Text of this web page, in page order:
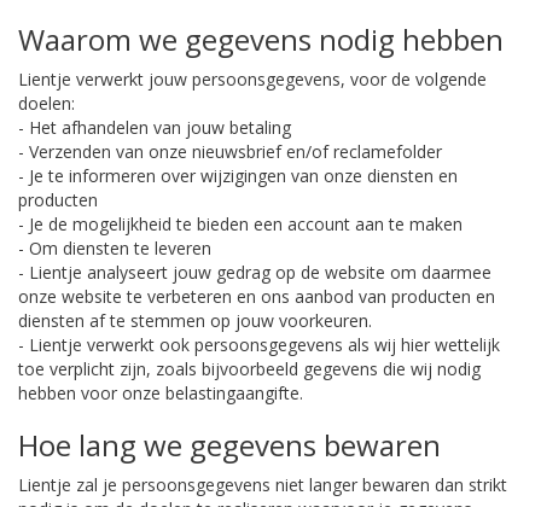
Waarom we gegevens nodig hebben
Lientje verwerkt jouw persoonsgegevens, voor de volgende
doelen:
- Het afhandelen van jouw betaling
- Verzenden van onze nieuwsbrief en/of reclamefolder
- Je te informeren over wijzigingen van onze diensten en
producten
- Je de mogelijkheid te bieden een account aan te maken
- Om diensten te leveren
- Lientje analyseert jouw gedrag op de website om daarmee
onze website te verbeteren en ons aanbod van producten en
diensten af te stemmen op jouw voorkeuren.
- Lientje verwerkt ook persoonsgegevens als wij hier wettelijk
toe verplicht zijn, zoals bijvoorbeeld gegevens die wij nodig
hebben voor onze belastingaangifte.
Hoe lang we gegevens bewaren
Lientje zal je persoonsgegevens niet langer bewaren dan strikt